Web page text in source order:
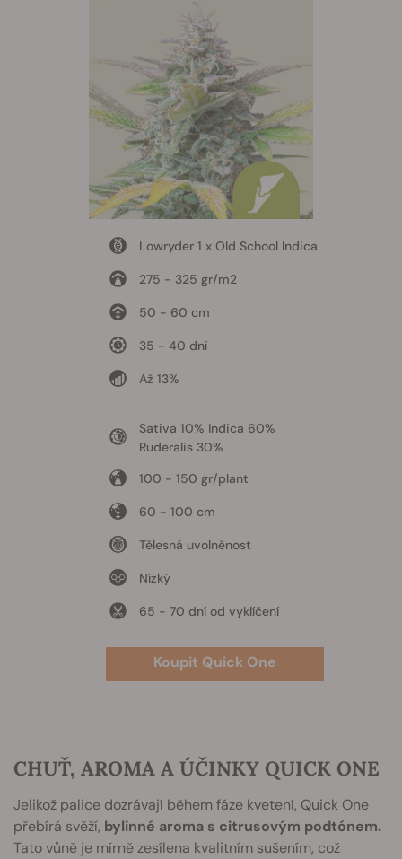
Lowryder 1 x Old School Indica
275 - 325 gr/m2
50 - 60 cm
35 - 40 dní
Až 13%
Sativa 10% Indica 60%
Ruderalis 30%
100 - 150 gr/plant
60 - 100 cm
Tělesná uvolněnost
Nízký
65 - 70 dní od vyklíčení
Koupit Quick One
CHUŤ, AROMA A ÚČINKY QUICK ONE
Jelikož palice dozrávají během fáze kvetení, Quick One
přebírá svěží, bylinné aroma s citrusovým podtónem.
Tato vůně je mírně zesílena kvalitním sušením, což